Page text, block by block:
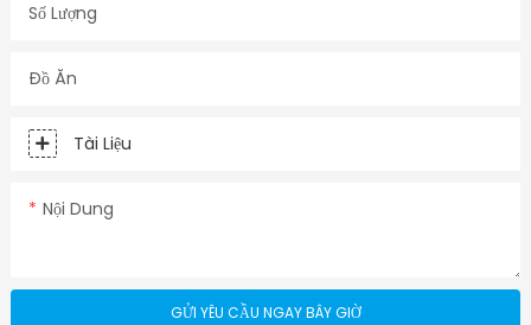
Số Lượng
Đồ Ăn
Tài Liệu
Nội Dung
GỬI YÊU CẦU NGAY BÂY GIỜ